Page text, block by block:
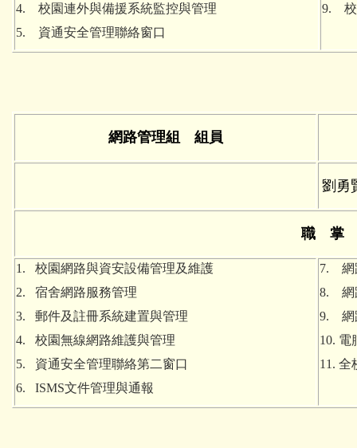
4. 校園連外與備援系統監控與管理
5. 資通安全管理聯絡窗口
9. 校
網路管理組 組員
劉勇
職 掌
1. 校園網路與資安設備管理及維護
2. 宿舍網路服務管理
3. 郵件及註冊系統建置與管理
4. 校園無線網路維護與管理
5. 資通安全管理聯絡第二窗口
6. ISMS文件管理與通報
7. 網
8. 網
9. 網
10. 電
11. 全